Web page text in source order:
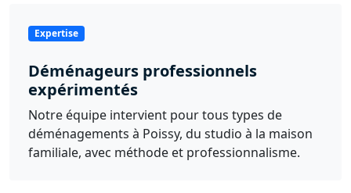
Expertise
Déménageurs professionnels
expérimentés
Notre équipe intervient pour tous types de
déménagements à Poissy, du studio à la maison
familiale, avec méthode et professionnalisme.